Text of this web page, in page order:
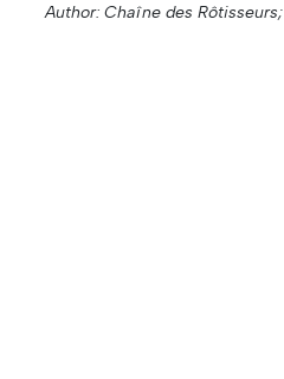
Author: Chaîne des Rôtisseurs;